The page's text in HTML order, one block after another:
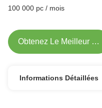
100 000 pc / mois
Obtenez Le Meilleur Prix
Informations Détaillées